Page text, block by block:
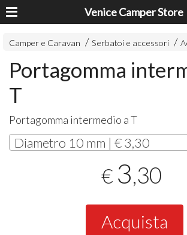
Venice Camper Store
Camper e Caravan Serbatoi e accessori
Portagomma
T
Portagomma intermedio a T
Diametro 10 mm | € 3,30
€ 3,30
Acquista